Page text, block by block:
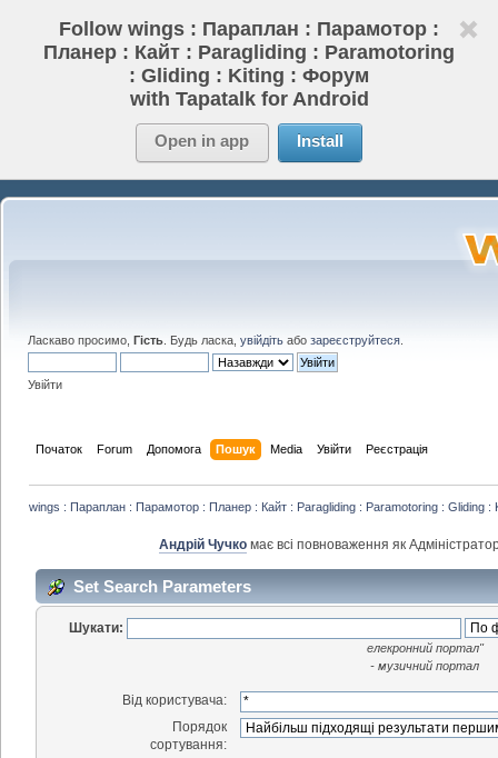
Follow wings : Параплан : Парамотор :
Планер : Кайт : Paragliding : Paramotoring
: Gliding : Kiting : Форум
with Tapatalk for Android
Open in app Install
Ласкаво просимо, Гість . Будь ласка, увійдіть або зареєструйтеся
Увійти
Початок Forum Допомога Пошук Media Увійти Реєстрація
wings : Параплан : Парамотор : Планер : Кайт : Paragliding : Paramotoring : Gliding :
Андрій Чучко має всі повноваження як
Set Search Parameters
Шукати:
елекронний портал"
- музичний портал
Від користувача:
Порядок
сортування: